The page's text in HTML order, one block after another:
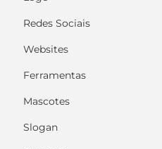
Redes Sociais
Websites
Ferramentas
Mascotes
Slogan